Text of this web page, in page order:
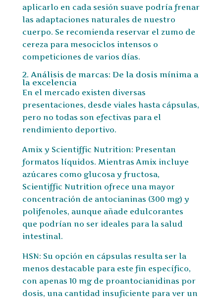
aplicarlo en cada sesión suave podría frenar
las adaptaciones naturales de nuestro
cuerpo. Se recomienda reservar el zumo de
cereza para mesociclos intensos o
competiciones de varios días.
2. Análisis de marcas: De la dosis mínima a
la excelencia
En el mercado existen diversas
presentaciones, desde viales hasta cápsulas,
pero no todas son efectivas para el
rendimiento deportivo.
Amix y Scientiffic Nutrition: Presentan
formatos líquidos. Mientras Amix incluye
azúcares como glucosa y fructosa,
Scientiffic Nutrition ofrece una mayor
concentración de antocianinas (300 mg) y
polifenoles, aunque añade edulcorantes
que podrían no ser ideales para la salud
intestinal.
HSN: Su opción en cápsulas resulta ser la
menos destacable para este fin específico,
con apenas 10 mg de proantocianidinas por
dosis, una cantidad insuficiente para ver un